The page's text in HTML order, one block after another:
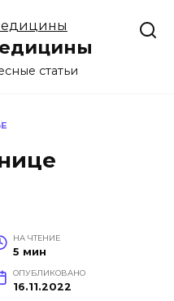
статьи
НА ЧТЕНИЕ
5 мин
ОПУБЛИКОВАНО
16.11.2022